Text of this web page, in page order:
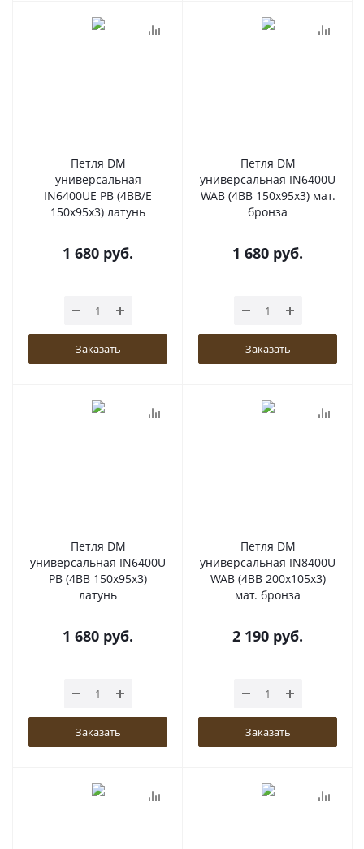
Петля DM
универсальная
IN6400UE PB (4BB/E
150x95x3) латунь
1 680 руб.
Заказать
Петля DM
универсальная IN6400U
WAB (4BB 150x95x3) мат.
бронза
1 680 руб.
Заказать
Петля DM
универсальная IN6400U
PB (4BB 150x95x3)
латунь
1 680 руб.
Заказать
Петля DM
универсальная IN8400U
WAB (4BB 200x105x3)
мат. бронза
2 190 руб.
Заказать